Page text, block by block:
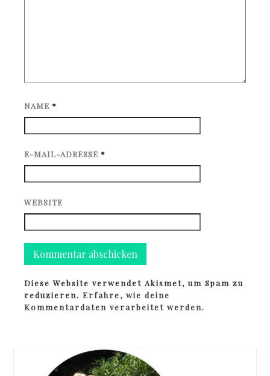
NAME *
E-MAIL-ADRESSE *
WEBSITE
Diese Website verwendet Akismet, um Spam zu
reduzieren.Erfahre, wie deine
Kommentardaten verarbeitet werden.